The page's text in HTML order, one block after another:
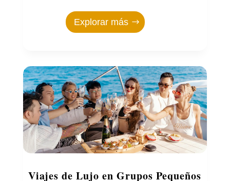
Explorar más
Viajes de Lujo en Grupos Pequeños